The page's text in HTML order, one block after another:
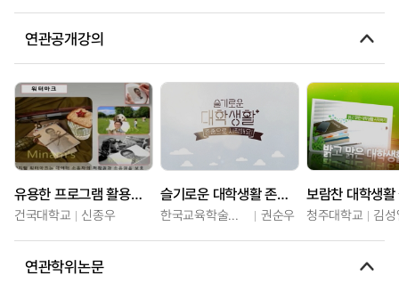
연관공개강의
유용한 프로그램 활용으로 스마트한 대학생활
건국대학교 신종우
슬기로운 대학생활 존중으로 시작해요
한국교육학술정보원 권순우
보람찬 대학생
청주대학교 김
연관학위논문